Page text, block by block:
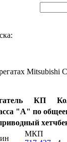
Mitsubishi
КП
"A" по
МКП